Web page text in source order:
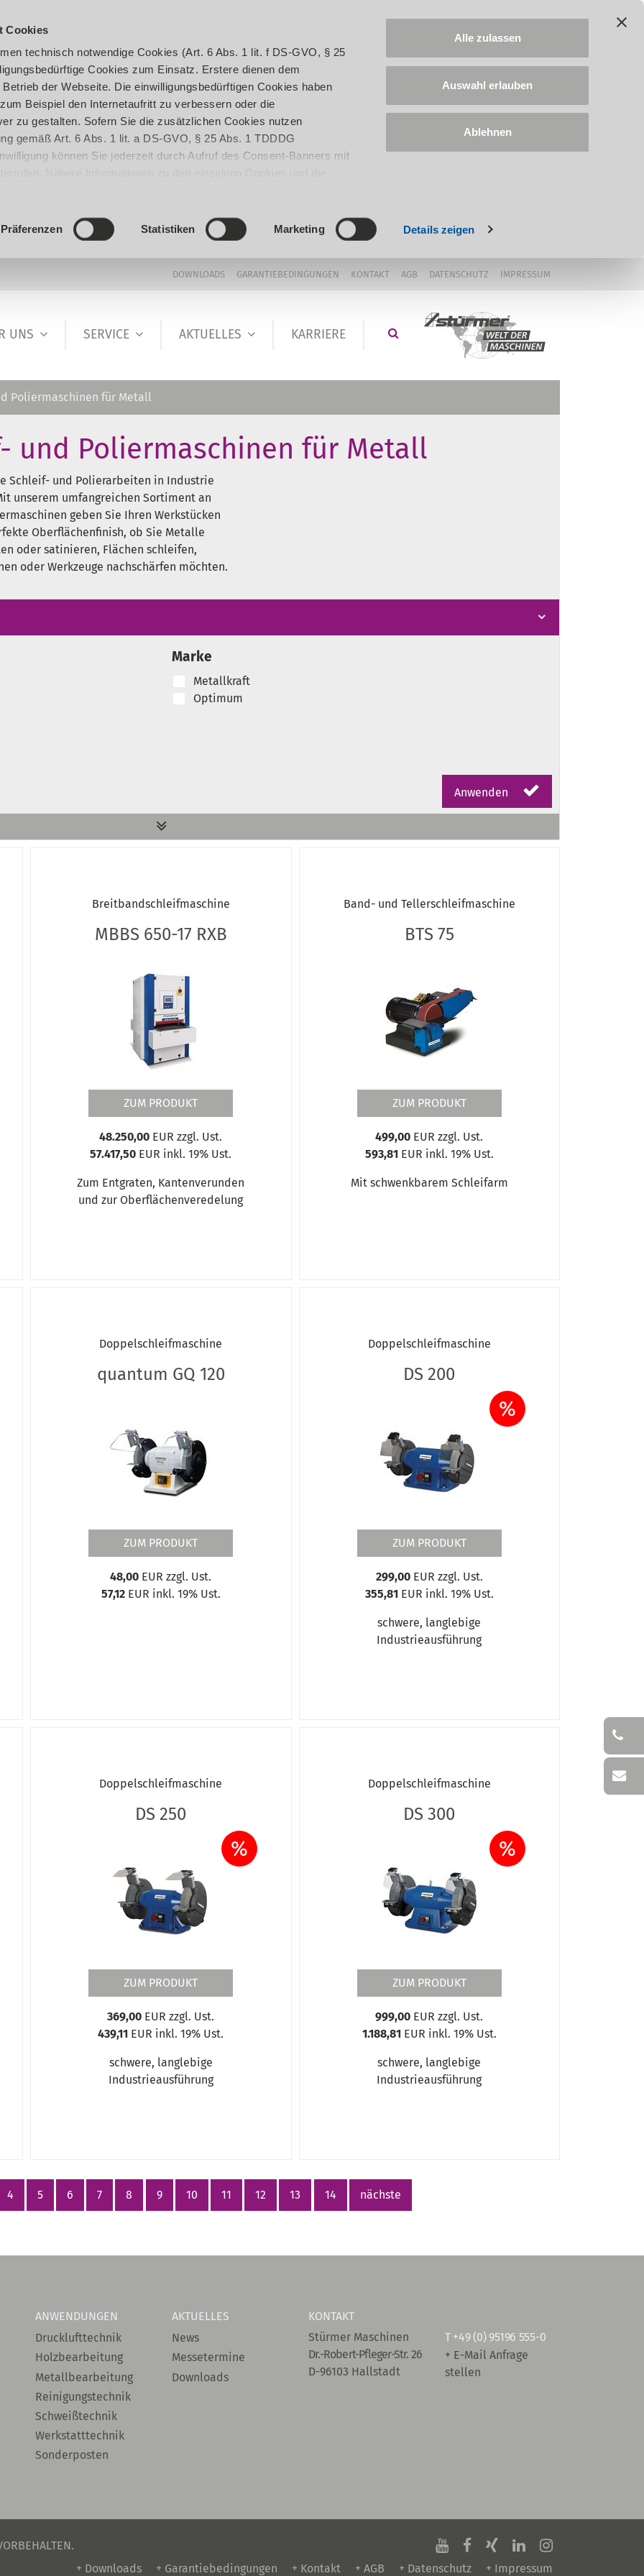
Cookies
technisch notwendige Cookies (Art. 6 Abs. 1 lit. f DS-GVO, § 25
Cookies zum Einsatz. Erstere dienen dem
der Webseite. Die einwilligungsbedürftigen Cookies haben
Beispiel den Internetaufritt zu verbessern oder die
zu gestalten. Sofern Sie die zusätzlichen Cookies nutzen
gemäß Art. 6 Abs. 1 lit. a DS-GVO, § 25 Abs. 1 TDDDG
können Sie jederzeit durch Aufruf des Consent-Banners mit
Präferenzen Statistiken Marketing Details zeigen
Alle zulassen
Auswahl erlauben
Ablehnen
DOWNLOADS GARANTIEBEDINGUNGEN KONTAKT AGB DATENSCHUTZ IMPRESSUM
UNS SERVICE AKTUELLES KARRIERE
Poliermaschinen für Metall
und Poliermaschinen für Metall
Schleif- und Polierarbeiten in Industrie
unserem umfangreichen Sortiment an
geben Sie Ihren Werkstücken
Oberflächenfinish, ob Sie Metalle
oder satinieren, Flächen schleifen,
oder Werkzeuge nachschärfen möchten.
Marke
Metallkraft
Optimum
Anwenden
Breitbandschleifmaschine
MBBS 650-17 RXB
ZUM PRODUKT
48.250,00 EUR zzgl. Ust.
57.417,50 EUR inkl. 19% Ust.
Zum Entgraten, Kantenverunden
und zur Oberflächenveredelung
Band- und Tellerschleifmaschine
BTS 75
ZUM PRODUKT
499,00 EUR zzgl. Ust.
593,81 EUR inkl. 19% Ust.
Mit schwenkbarem Schleifarm
Doppelschleifmaschine
quantum GQ 120
ZUM PRODUKT
48,00 EUR zzgl. Ust.
57,12EUR inkl. 19% Ust.
Doppelschleifmaschine
DS 200
%
ZUM PRODUKT
299,00EUR zzgl. Ust.
355,81 EUR inkl. 19% Ust.
schwere, langlebige
Industrieausführung
Doppelschleifmaschine
DS 250
%
ZUM PRODUKT
369,00 EUR zzgl. Ust.
439,11 EUR inkl. 19% Ust.
schwere, langlebige
Industrieausführung
Doppelschleifmaschine
DS 300
%
ZUM PRODUKT
999,00 EUR zzgl. Ust.
1.188,81 EUR inkl. 19% Ust.
schwere, langlebige
Industrieausführung
4 5 6 7 8 9 10 11 12 13 14 nächste
ANWENDUNGEN
Drucklufttechnik
Holzbearbeitung
Metallbearbeitung
Reinigungstechnik
Schweißtechnik
Werkstatttechnik
Sonderposten
AKTUELLES
News
Messetermine
Downloads
KONTAKT
Stürmer Maschinen
Dr.-Robert-Pfleger-Str. 26
D-96103 Hallstadt
T +49 (0) 95196 555-0
+ E-Mail Anfrage
stellen
+ Downloads
+ Garantiebedingungen + Kontakt + AGB + Datenschutz + Impressum